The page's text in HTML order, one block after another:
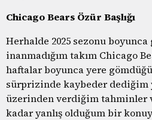
Chicago Bears Özür Başlığı
Herhalde 2025 sezonu
inanmadığım takım Chicago
haftalar boyunca yere
sürprizinde kaybeder dediğim
üzerinden verdiğim tahminler
kadar yanlış olduğum bir